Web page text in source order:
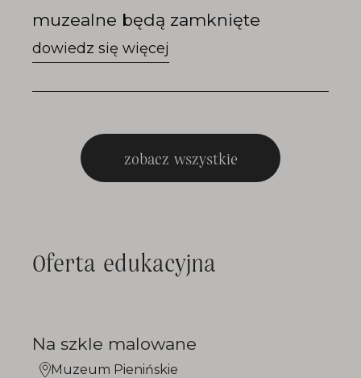
muzealne będą zamknięte
zobacz wszystkie
Oferta edukacyjna
Na szkle malowane
Muzeum Pienińskie